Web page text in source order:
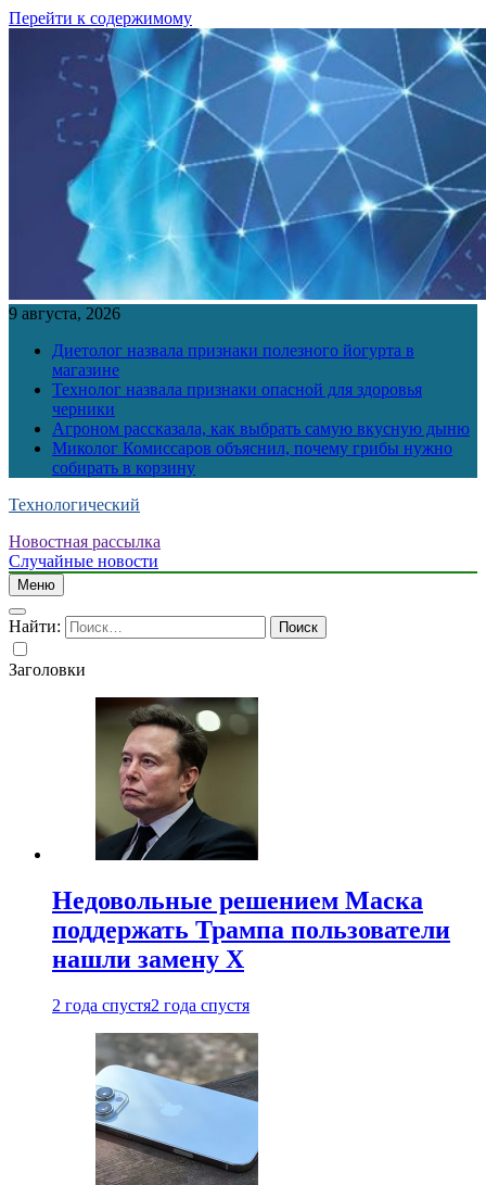
Перейти к содержимому
9 августа, 2026
Диетолог назвала признаки полезного йогурта в
магазине
Технолог назвала признаки опасной для здоровья
черники
Агроном рассказала, как выбрать самую вкусную дыню
Миколог Комиссаров объяснил, почему грибы нужно
собирать в корзину
Технологический
Новостная рассылка
Случайные новости
Меню
Найти:
Заголовки
Недовольные решением Маска
поддержать Трампа пользователи
нашли замену X
2 года спустя2 года спустя